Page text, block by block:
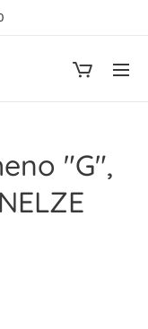
"G",